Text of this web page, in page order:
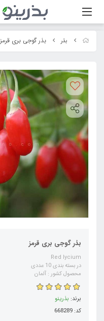
بذر بذر گوجی بری قرمز
بذر گوجی بری قرمز
Red lycium
در بسته بندی 10 عددی
محصول کشور : آلمان
برند: بذرینو
کد: 668289